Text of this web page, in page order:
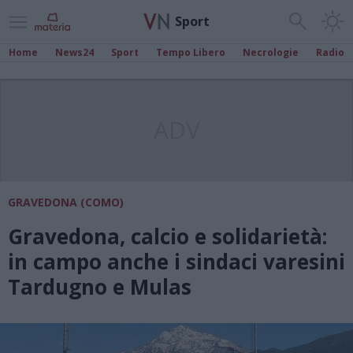
Sport
Home News24 Sport Tempo Libero Necrologie Radio
GRAVEDONA (COMO)
Gravedona, calcio e solidarietà:
in campo anche i sindaci varesini
Tardugno e Mulas